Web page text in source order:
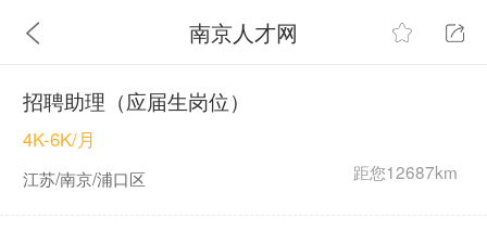
南京人才网
招聘助理（应届生岗位）
距您12687km
4K-6K/月
江苏/南京/浦口区